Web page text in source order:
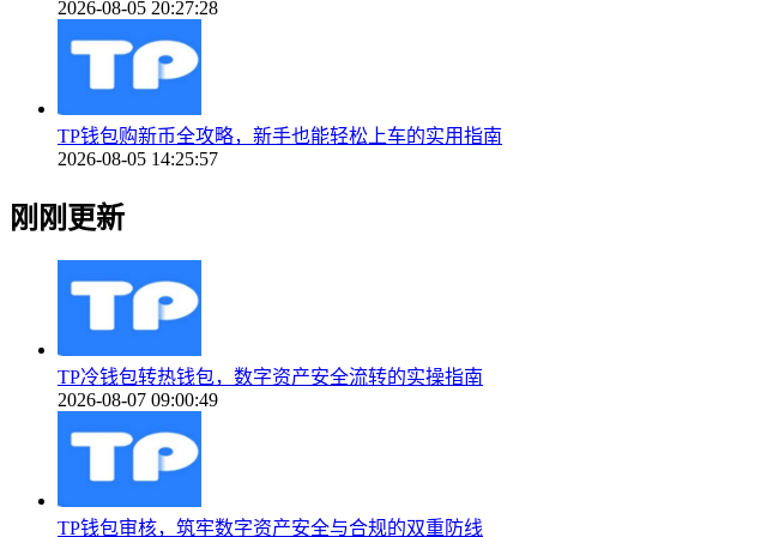
2026-08-05 20:27:28
TP钱包购新币全攻略，新手也能轻松上车的实用指南
2026-08-05 14:25:57
刚刚更新
TP冷钱包转热钱包，数字资产安全流转的实操指南
2026-08-07 09:00:49
TP钱包审核，筑牢数字资产安全与合规的双重防线